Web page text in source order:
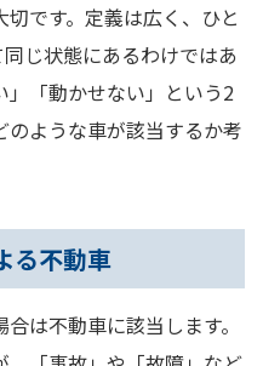
です。定義は広く、ひと
じ状態にあるわけではあ
」「動かせない」という2
ような車が該当するか考
る不動車
は不動車に該当します。